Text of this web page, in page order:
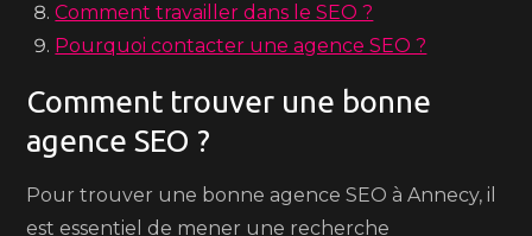
Comment travailler dans le SEO ?
Pourquoi contacter une agence SEO ?
Comment trouver une bonne
agence SEO ?
Pour trouver une bonne agence SEO à Annecy, il
est essentiel de mener une recherche